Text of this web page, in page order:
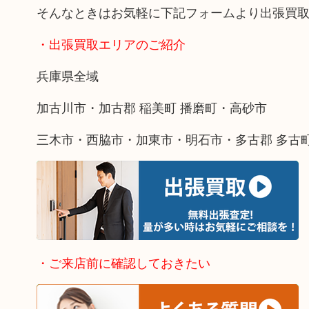
そんなときはお気軽に下記フォームより出張買
・出張買取エリアのご紹介
兵庫県全域
加古川市・加古郡 稲美町 播磨町・高砂市
三木市・西脇市・加東市・明石市・多古郡 多古
・ご来店前に確認しておきたい